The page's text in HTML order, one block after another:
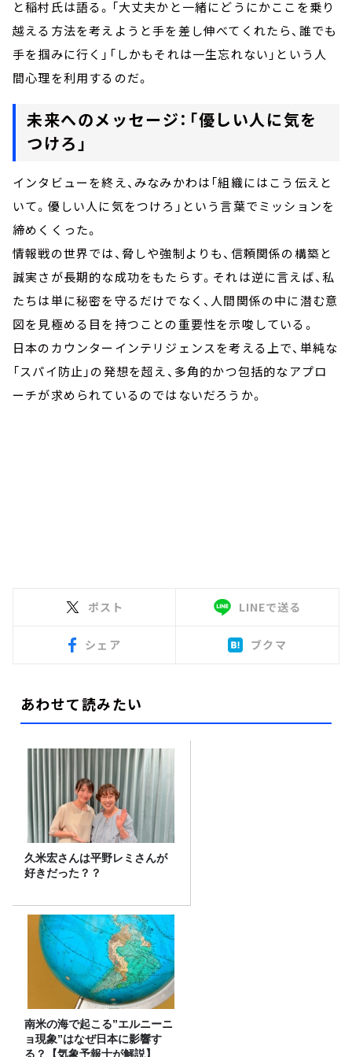
と稲村氏は語る。「大丈夫かと一緒にどうにかここを乗り
越える方法を考えようと手を差し伸べてくれたら、誰でも
手を掴みに行く」「しかもそれは一生忘れない」という人
間心理を利用するのだ。
未来へのメッセージ：「優しい人に気を
つけろ」
インタビューを終え、みなみかわは「組織にはこう伝えと
いて。優しい人に気をつけろ」という言葉でミッションを
締めくくった。
情報戦の世界では、脅しや強制よりも、信頼関係の構築と
誠実さが長期的な成功をもたらす。それは逆に言えば、私
たちは単に秘密を守るだけでなく、人間関係の中に潜む意
図を見極める目を持つことの重要性を示唆している。
日本のカウンターインテリジェンスを考える上で、単純な
「スパイ防止」の発想を超え、多角的かつ包括的なアプロ
ーチが求められているのではないだろうか。
ポスト LINEで送る
シェア ブクマ
あわせて読みたい
久米宏さんは平野レミさんが
好きだった？？
南米の海で起こる”エルニーニ
ョ現象”はなぜ日本に影響す
る？【気象予報士が解説】